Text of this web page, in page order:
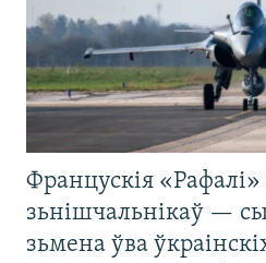
Францускія «Рафалі»
зьнішчальнікаў —
зьмена ўва